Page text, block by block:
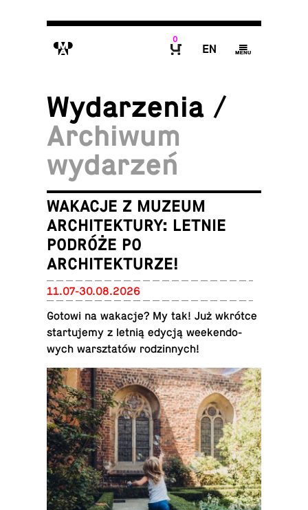
M
0
E g
Wy­da­rze­nia /
Ar­chi­wum
wydarzeń
WAKACJE Z MUZEUM
ARCHITEKTURY: LETNIE
PODRÓŻE PO
ARCHITEKTURZE!
11.07-30.08.2026
Gotowi na wakacje? My tak! Już wkrótce
star­tu­je­my z letnią edycją week­en­do­
wych warsz­ta­tów ro­dzin­nych!